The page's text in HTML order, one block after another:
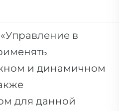
в
и динамичном
для данной